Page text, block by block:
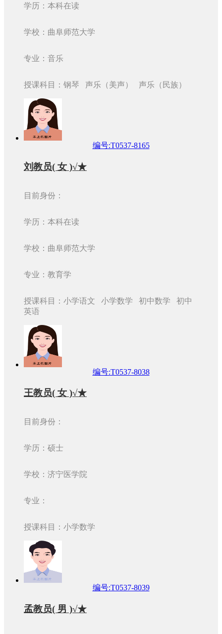
学历：本科在读
学校：曲阜师范大学
专业：音乐
授课科目：钢琴 声乐（美声） 声乐（民族）
编号:T0537-8165
刘教员( 女 )√★
目前身份：
学历：本科在读
学校：曲阜师范大学
专业：教育学
授课科目：小学语文 小学数学 初中数学 初中
英语
编号:T0537-8038
王教员( 女 )√★
目前身份：
学历：硕士
学校：济宁医学院
专业：
授课科目：小学数学
编号:T0537-8039
孟教员( 男 )√★